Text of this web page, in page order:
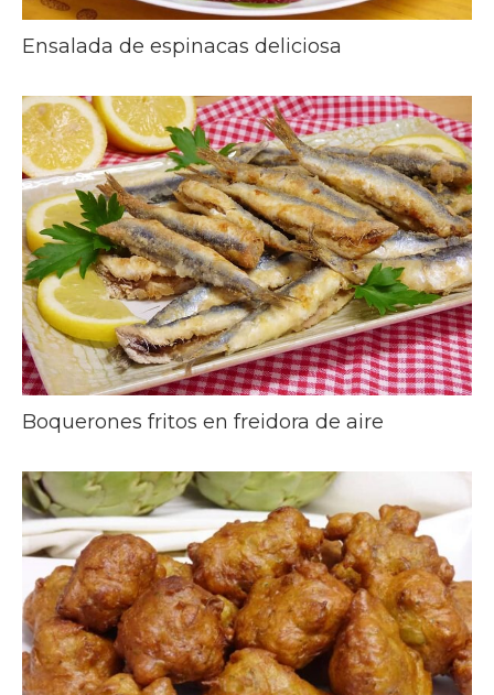
Ensalada de espinacas deliciosa
Boquerones fritos en freidora de aire